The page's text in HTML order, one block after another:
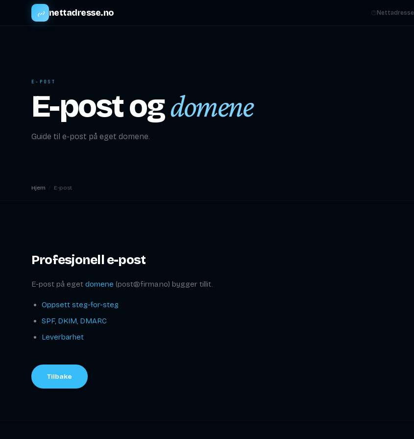
nettadresse.no Nettadresse
E-POST
E-post ogdomene
Guide til e-post på eget domene.
Hjem E-post
Profesjonell e-post
E-post på eget domene (post@firma.no) bygger tillit.
Oppsett steg-for-steg
SPF, DKIM, DMARC
Leverbarhet
Tilbake